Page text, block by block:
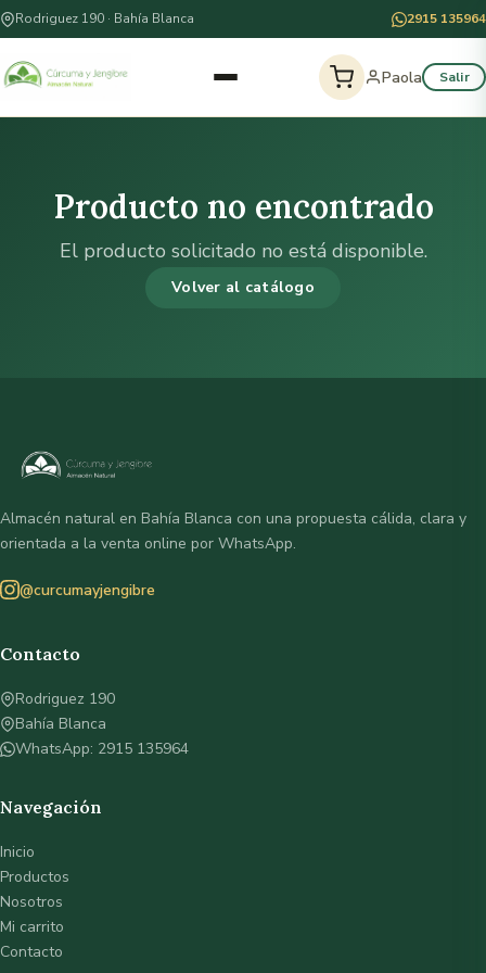
Rodriguez 190 · Bahía Blanca 2915 135964
Paola Salir
Producto no encontrado
El producto solicitado no está disponible.
Volver al catálogo
Almacén natural en Bahía Blanca con una propuesta cálida, clara y
orientada a la venta online por WhatsApp.
@curcumayjengibre
Contacto
Rodriguez 190
Bahía Blanca
WhatsApp: 2915 135964
Navegación
Inicio
Productos
Nosotros
Mi carrito
Contacto